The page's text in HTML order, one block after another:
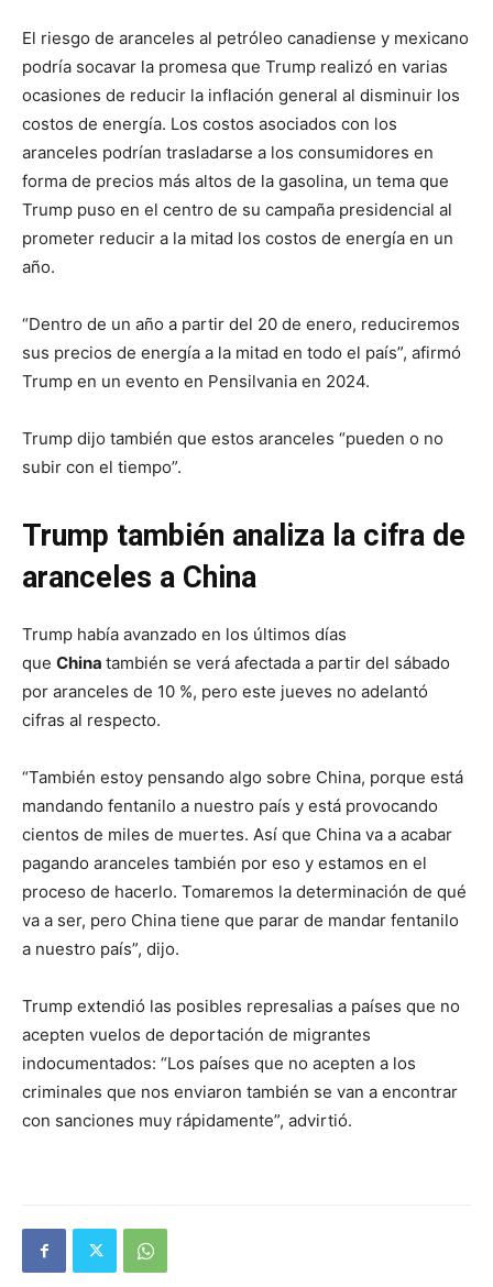
El riesgo de aranceles al petróleo canadiense y mexicano
podría socavar la promesa que Trump realizó en varias
ocasiones de reducir la inflación general al disminuir los
costos de energía. Los costos asociados con los
aranceles podrían trasladarse a los consumidores en
forma de precios más altos de la gasolina, un tema que
Trump puso en el centro de su campaña presidencial al
prometer reducir a la mitad los costos de energía en un
año.
“Dentro de un año a partir del 20 de enero, reduciremos
sus precios de energía a la mitad en todo el país”, afirmó
Trump en un evento en Pensilvania en 2024.
Trump dijo también que estos aranceles “pueden o no
subir con el tiempo”.
Trump también analiza la cifra de
aranceles a China
Trump había avanzado en los últimos días
que China también se verá afectada a partir del sábado
por aranceles de 10 %, pero este jueves no adelantó
cifras al respecto.
“También estoy pensando algo sobre China, porque está
mandando fentanilo a nuestro país y está provocando
cientos de miles de muertes. Así que China va a acabar
pagando aranceles también por eso y estamos en el
proceso de hacerlo. Tomaremos la determinación de qué
va a ser, pero China tiene que parar de mandar fentanilo
a nuestro país”, dijo.
Trump extendió las posibles represalias a países que no
acepten vuelos de deportación de migrantes
indocumentados: “Los países que no acepten a los
criminales que nos enviaron también se van a encontrar
con sanciones muy rápidamente”, advirtió.